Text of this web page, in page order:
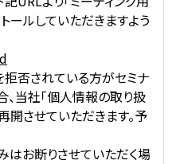
ールしていただきますよう
否されている方がセミナ
当社「個人情報の取り扱
開させていただきます。予
お断りさせていただく場